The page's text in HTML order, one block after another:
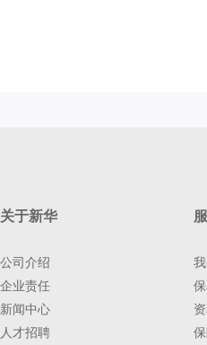
关于新华
公司介绍
企业责任
新闻中心
人才招聘